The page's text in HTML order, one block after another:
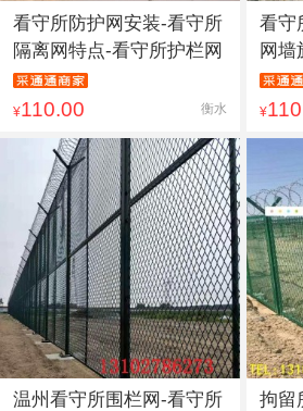
看守所防护网安装-看守所
隔离网特点-看守所护栏网
¥110.00 衡水
看守
网墙
¥
温州看守所围栏网-看守所
拘留